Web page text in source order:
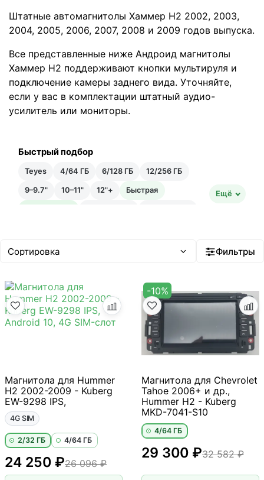
Штатные автомагнитолы Хаммер Н2 2002, 2003,
2004, 2005, 2006, 2007, 2008 и 2009 годов выпуска.
Все представленные ниже Андроид магнитолы
Хаммер Н2 поддерживают кнопки мультируля и
подключение камеры заднего вида. Уточняйте,
если у вас в комплектации штатный аудио-
усилитель или мониторы.
Быстрый подбор
Teyes 4/64 ГБ 6/128 ГБ 12/256 ГБ
9–9.7" 10–11" 12"+ Быстрая Ещё
Фильтры
Магнитола для Hummer
H2 2002-2009 - Kuberg
EW-9298 IPS,
4G SIM
2/32 ГБ 4/64 ГБ
24 250 ₽26 096 ₽
-10%
Магнитола для Chevrolet
Tahoe 2006+ и др.,
Hummer H2 - Kuberg
MKD-7041-S10
4/64 ГБ
32 582 ₽
29 300 ₽